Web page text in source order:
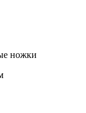
ножки